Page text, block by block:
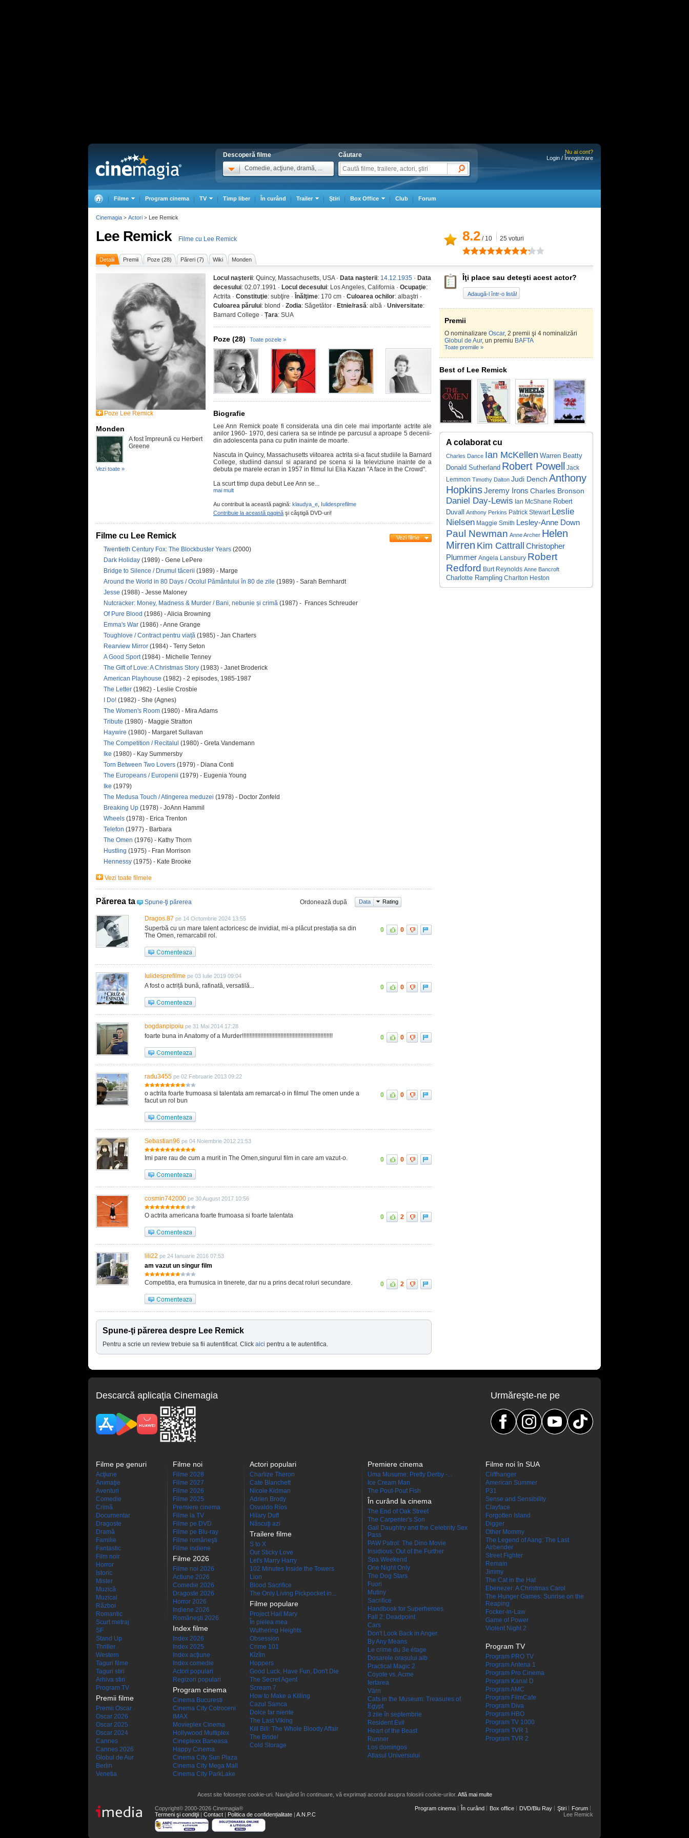
Descoperă filme
Comedie, acţiune, dramă, ...
Căutare
Nu ai cont?
Login / Înregistrare
Filme Program cinema TV Timp liber În curând Trailer Ştiri Box Office Club Forum
Lee Remick Filme cu Lee Remick 8.2 / 10 25 voturi
Detalii Premii Poze (28) Păreri (7) Wiki Monden
Poze Lee Remick
Monden
A fost împreună cu Herbert
Greene
Vezi toate »
Locul naşterii: Quincy, Massachusetts, USA · Data naşterii: 14.12.1935 · Data
decesului: 02.07.1991 · Locul decesului: Los Angeles, California · Ocupaţie:
Actrita · Constituţie: subţire · Înălţime: 170 cm · Culoarea ochilor: albaştri ·
Culoarea părului: blond · Zodia: Săgetător · Etnie/rasă: albă · Universitate:
Barnard College · Țara: SUA
Poze (28) Toate pozele »
Biografie
Lee Ann Remick poate fi considerata una din cele mai importante actrite ale
anilor 1960- 1970, desi cariera sa se intinde pe parcusul a aproape 5 decenii-
din adolescenta pana cu putin inainte de moarte.
Nascuta in Quincy, Massachusetts viitoarea actrita si-a facut studiile la Barnard
College, studiind dansul si aparand pe scena si la televiziune inainte de a
debuta pe marele ecran in 1957 in filmul lui Elia Kazan "A face in the Crowd".
La scurt timp dupa debut Lee Ann se...
mai mult
Au contribuit la această pagină: klaudya_e Iulidesprefilme
Contribuie la această pagină şi câştigă DVD-uri!
Filme cu Lee Remick Vezi filme
Twentieth Century Fox: The Blockbuster Years (2000)
Dark Holiday (1989) - Gene LePere
Bridge to Silence / Drumul tăcerii (1989) - Marge
Around the World in 80 Days / Ocolul Pământului în 80 de zile (1989) - Sarah Bernhardt
Jesse (1988) - Jesse Maloney
Nutcracker: Money, Madness & Murder / Bani, nebunie și crimă (1987) - Frances Schreuder
Of Pure Blood (1986) - Alicia Browning
Emma's War (1986) - Anne Grange
Toughlove / Contract pentru viață (1985) - Jan Charters
Rearview Mirror (1984) - Terry Seton
A Good Sport(1984) - Michelle Tenney
The Gift of Love: A Christmas Story (1983) - Janet Broderick
American Playhouse (1982) - 2 episodes, 1985-1987
The Letter (1982) - Leslie Crosbie
I Do! (1982) - She (Agnes)
The Women's Room (1980) - Mira Adams
Tribute (1980) - Maggie Stratton
Haywire (1980) - Margaret Sullavan
The Competition / Recitalul (1980) - Greta Vandemann
Ike (1980) - Kay Summersby
Torn Between Two Lovers (1979) - Diana Conti
The Europeans / Europenii (1979) - Eugenia Young
Ike (1979)
The Medusa Touch / Atingerea meduzei (1978) - Doctor Zonfeld
Breaking Up (1978) - JoAnn Hammil
Wheels (1978) - Erica Trenton
Telefon (1977) - Barbara
The Omen (1976) - Kathy Thorn
Hustling (1975) - Fran Morrison
Hennessy (1975) - Kate Brooke
Vezi toate filmele
Părerea ta Spune-ţi părerea Ordonează după Data Rating
Dragos.87 pe 14 Octombrie 2024 13:55
Superbă cu un mare talent actoricesc de invidiat, mi-a plăcut prestația sa din
The Omen, remarcabil rol.
0 0
Iulidesprefilme pe 03 Iulie 2019 09:04
A fost o actriță bună, rafinată, versatilă... 0 0
bogdanpipoiu pe 31 Mai 2014 17:28
foarte buna in Anatomy of a Murder!!!!!!!!!!!!!!!!!!!!!!!!!!!!!!!!!!!!!!!!!!!!!!!!!!!!!!!!!!! 0 0
radu3455 pe 02 Februarie 2013 09:22
o actrita foarte frumoasa si talentata am remarcat-o in filmul The omen unde a
facut un rol bun
0 0
Sebastian96 pe 04 Noiembrie 2012 21:53
Imi pare rau de cum a murit in The Omen,singurul film in care am vazut-o. 0 0
cosmin742000 pe 30 August 2017 10:56
O actrita americana foarte frumoasa si foarte talentata 0 2
lili22 pe 24 Ianuarie 2016 07:53
am vazut un singur film
Competitia, era frumusica in tinerete, dar nu a prins decat roluri secundare. 0 2
Spune-ţi părerea despre Lee Remick
Pentru a scrie un review trebuie sa fii autentificat. Click aici pentru a te autentifica.
Îţi place sau deteşti acest actor?
Adaugă-l într-o listă!
Premii
O nominalizare Oscar, 2 premii şi 4 nominalizări
Globul de Aur, un premiu BAFTA
Toate premiile »
Best of Lee Remick
A colaborat cu
Charles Dance Ian McKellen Warren Beatty
Donald Sutherland Robert Powell
Jack
Lemmon Timothy Dalton Judi Dench Anthony
HopkinsJeremy Irons Charles Bronson
Daniel Day-Lewis Ian McShane Robert
Duvall
Anthony Perkins Patrick Stewart Leslie
Nielsen Maggie Smith Lesley-Anne Down
Paul Newman Anne Archer Helen
Mirren Kim Cattrall Christopher
Plummer Angela Lansbury Robert
Redford Burt Reynolds Anne Bancroft
Charlotte Rampling Charlton Heston
Cinemagia > Actori > Lee Remick
Descarcă aplicaţia Cinemagia Urmăreşte-ne pe
Filme pe genuri
Acţiune
Animaţie
Aventuri
Comedie
Crimă
Documentar
Dragoste
Dramă
Familie
Fantastic
Film noir
Horror
Istoric
Mister
Muzică
Muzical
Război
Romantic
Scurt metraj
SF
Stand Up
Thriller
Western
Taguri filme
Taguri stiri
Arhiva stiri
Program TV
Premii filme
Premii Oscar
Oscar 2026
Oscar 2025
Oscar 2024
Cannes
Cannes 2026
Globul de Aur
Berlin
Venetia
Filme noi
Filme 2028
Filme 2027
Filme 2026
Filme 2025
Premiere cinema
Filme la TV
Filme pe DVD
Filme pe Blu-ray
Filme româneşti
Filme indiene
Filme 2026
Filme noi 2026
Actiune 2026
Comedie 2026
Dragoste 2026
Horror 2026
Indiene 2026
Româneşti 2026
Index filme
Index 2026
Index 2025
Index acţiune
Index comedie
Actori populari
Regizori populari
Program cinema
Cinema Bucuresti
Cinema City Cotroceni
IMAX
Movieplex Cinema
Hollywood Multiplex
Cineplexx Baneasa
Happy Cinema
Cinema City Sun Plaza
Cinema City Mega Mall
Cinema City ParkLake
Actori populari
Charlize Theron
Cate Blanchett
Nicole Kidman
Adrien Brody
Osvaldo Ríos
Hilary Duff
Născuţi azi
Trailere filme
S to X
Our Sticky Love
Let's Marry Harry
102 Minutes Inside the Towers
Lion
Blood Sacrifice
The Only Living Pickpocket in...
Filme populare
Project Hail Mary
În pielea mea
Wuthering Heights
Obsession
Crime 101
Kîzîm
Hoppers
Good Luck, Have Fun, Don't Die
The Secret Agent
Scream 7
How to Make a Killing
Cazul Samca
Dolce far niente
The Last Viking
Kill Bill: The Whole Bloody Affair
The Bride!
Cold Storage
Premiere cinema
Uma Musume: Pretty Derby -...
Ice Cream Man
The Pout-Pout Fish
În curând la cinema
The End of Oak Street
The Carpenter's Son
Gail Daughtry and the Celebrity Sex
Pass
PAW Patrol: The Dino Movie
Insidious: Out of the Further
Spa Weekend
One Night Only
The Dog Stars
Fuori
Mutiny
Sacrifice
Handbook for Superheroes
Fall 2: Deadpoint
Cars
Don't Look Back in Anger
By Any Means
Le crime du 3e étage
Dosarele orașului alb
Practical Magic 2
Coyote vs. Acme
Iertarea
Värn
Cats in the Museum: Treasures of
Egypt
3 zile în septembrie
Resident Evil
Heart of the Beast
Runner
Los domingos
Atlasul Universului
Filme noi în SUA
Cliffhanger
American Summer
P31
Sense and Sensibility
Clayface
Forgotten Island
Digger
Other Mommy
The Legend of Aang: The Last
Airbender
Street Fighter
Remain
Jimmy
The Cat in the Hat
Ebenezer: A Christmas Carol
The Hunger Games: Sunrise on the
Reaping
Focker-in-Law
Game of Power
Violent Night 2
Program TV
Program PRO TV
Program Antena 1
Program Pro Cinema
Program Kanal D
Program AMC
Program FilmCafe
Program Diva
Program HBO
Program TV 1000
Program TVR 1
Program TVR 2
Acest site folosește cookie-uri. Navigând în continuare, vă exprimați acordul asupra folosirii cookie-urilor. Află mai multe
Copyright© 2000-2026 Cinemagia®
Termeni şi condiţii | Contact | Politica de confidențialitate | A.N.P.C
Program cinema În curând Box office DVD/Blu Ray Ştiri
Forum
Lee Remick